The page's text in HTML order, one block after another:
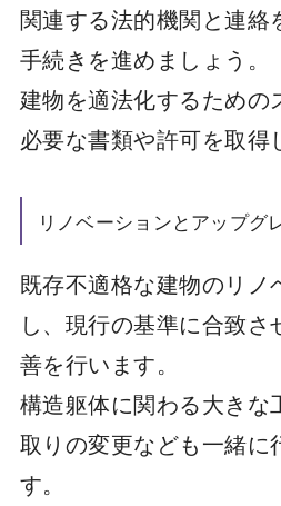
関連する法的機関と連絡
手続きを進めましょう。
建物を適法化するための
必要な書類や許可を取得
リノベーションとアップグ
既存不適格な建物のリノ
し、現行の基準に合致
善を行います。
構造躯体に関わる大きな
取りの変更なども一緒に
す。